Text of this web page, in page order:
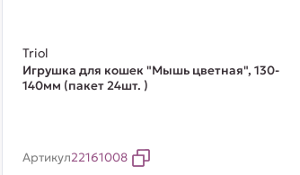
Triol
Игрушка для кошек "Мышь цветная", 130-
140мм (пакет 24шт. )
Артикул22161008